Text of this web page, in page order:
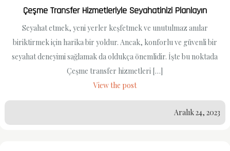
Çeşme Transfer Hizmetleriyle Seyahatinizi Planlayın
Seyahat etmek, yeni yerler keşfetmek ve unutulmaz anılar
biriktirmek için harika bir yoldur. Ancak, konforlu ve güvenli bir
seyahat deneyimi sağlamak da oldukça önemlidir. İşte bu noktada
Çeşme transfer hizmetleri […]
View the post
Aralık 24, 2023